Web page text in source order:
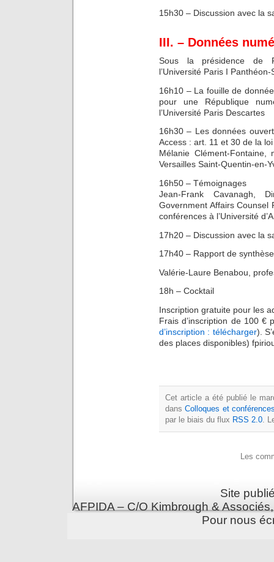
15h30 – Discussion avec la
III. – Données
Sous la présidence de
l’Université Paris I
16h10 – La fouille de
pour une République
l’Université Paris Descartes
16h30 – Les données
Access : art. 11 et 30 de la
Mélanie Clément-Fontaine,
Versailles Saint-Quentin-en-
16h50 – Témoignages
Jean-Frank Cavanagh,
Government Affairs Counsel
conférences à l’Université
17h20 – Discussion avec la
17h40 – Rapport de synthèse
Valérie-Laure Benabou,
18h – Cocktail
Inscription gratuite pour les
Frais d’inscription de 100 €
d’inscription : télécharger).
des places disponibles)
Cet article a été publié le
dansColloques et
par le biais du flux RSS 2.0 .
Les
Site
AFPIDA – C/O Kimbrough &
Pour nous